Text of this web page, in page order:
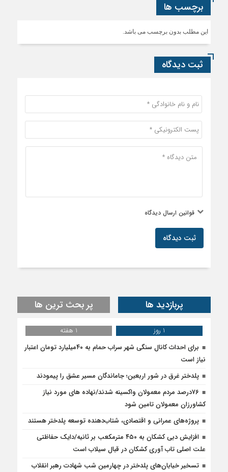
برچسب ها
این مطلب بدون برچسب می باشد.
ثبت دیدگاه
قوانین ارسال دیدگاه
ثبت دیدگاه
پربازدید ها پر بحث ترین ها
1 روز
1 هفته
برای احداث کانال سنگی شهر سراب حمام به ۴۰میلیارد تومان اعتبار
نیاز است
پلدختر غرق در شور اربعین؛ جاماندگان مسیر عشق را پیمودند
۷۶درصد مردم معمولان واکسینه شدند/نهاده های مورد نیاز
کشاورزان معمولان تامین شود
پروژه‌های عمرانی و اقتصادی، شتاب‌دهنده توسعه پلدختر هستند
افزایش دبی کشکان به ۴۵۰ مترمکعب بر ثانیه/دایک حفاظتی
علت اصلی تاب آوری کشکان در قبال سیلاب است
تسخیر خیابان‌های پلدختر در چهارمین شب شهادت رهبر انقلاب